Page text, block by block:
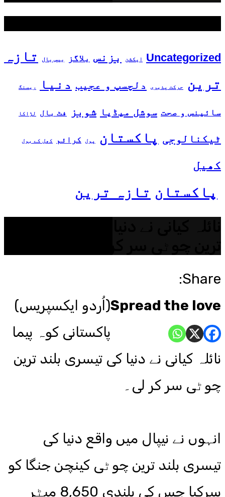
Uncategorized ایکشن بزنس بلاگز بیس بال
تازہ
ترین
حرکت پذیری دلچسپ و عجیب دنیا ریسنگ
سائینس و صحت سوشل میڈیا شوبز فٹ بال لڑاکا
ٹیکنالوجی پاکستان پول کرائم کھل کے بول
کھیل
پاکستان تازہ ترین
Share:
Spread the love(اُردو ایکسپریس)
پاکستانی کوہ پیما
نائلہ کیانی نے دنیا کی تیسری بلند ترین
چوٹی سر کر لی۔
انہوں نے نیپال میں واقع دنیا کی
تیسری بلند ترین چوٹی کینچن جنگا کو
سرکیا جس کی بلندی 8,650 میٹر